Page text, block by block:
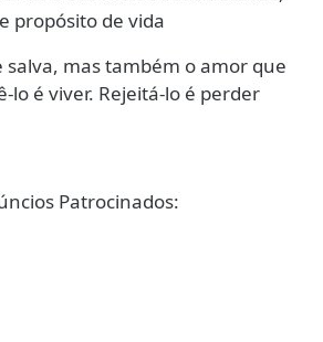
propósito de vida
salva, mas também o amor que
lo é viver. Rejeitá-lo é perder
Patrocinados: